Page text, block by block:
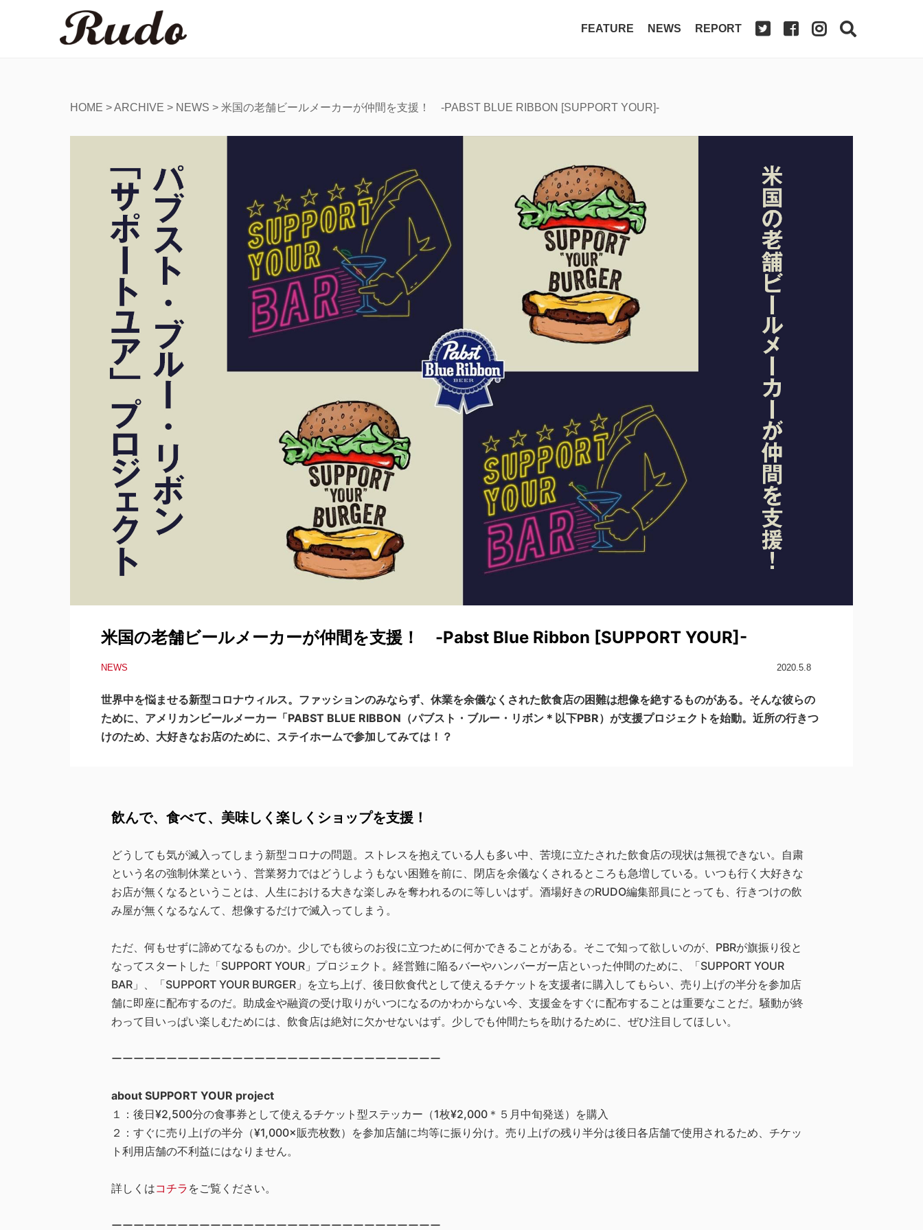
FEATURE NEWS REPORT
HOME >ARCHIVE > NEWS > 米国の老舗ビールメーカーが仲間を支援！ -PABST BLUE RIBBON [SUPPORT YOUR]-
米国の老舗ビールメーカーが仲間を支援！ -Pabst Blue Ribbon [SUPPORT YOUR]-
NEWS 2020.5.8
世界中を悩ませる新型コロナウィルス。ファッションのみならず、休業を余儀なくされた飲食店の困難は想像を絶するものがある。そんな彼らの
ために、アメリカンビールメーカー「PABST BLUE RIBBON（パブスト・ブルー・リボン＊以下PBR）が支援プロジェクトを始動。近所の行きつ
けのため、大好きなお店のために、ステイホームで参加してみては！？
飲んで、食べて、美味しく楽しくショップを支援！
どうしても気が滅入ってしまう新型コロナの問題。ストレスを抱えている人も多い中、苦境に立たされた飲食店の現状は無視できない。自粛
という名の強制休業という、営業努力ではどうしようもない困難を前に、閉店を余儀なくされるところも急増している。いつも行く大好きな
お店が無くなるということは、人生における大きな楽しみを奪われるのに等しいはず。酒場好きのRUDO編集部員にとっても、行きつけの飲
み屋が無くなるなんて、想像するだけで滅入ってしまう。
ただ、何もせずに諦めてなるものか。少しでも彼らのお役に立つために何かできることがある。そこで知って欲しいのが、PBRが旗振り役と
なってスタートした「SUPPORT YOUR」プロジェクト。経営難に陥るバーやハンバーガー店といった仲間のために、「SUPPORT YOUR
BAR」、「SUPPORT YOUR BURGER」を立ち上げ、後日飲食代として使えるチケットを支援者に購入してもらい、売り上げの半分を参加店
舗に即座に配布するのだ。助成金や融資の受け取りがいつになるのかわからない今、支援金をすぐに配布することは重要なことだ。騒動が終
わって目いっぱい楽しむためには、飲食店は絶対に欠かせないはず。少しでも仲間たちを助けるために、ぜひ注目してほしい。
ーーーーーーーーーーーーーーーーーーーーーーーーーーーーーー
about SUPPORT YOUR project
１：後日¥2,500分の食事券として使えるチケット型ステッカー（1枚¥2,000＊５月中旬発送）を購入
２：すぐに売り上げの半分（¥1,000×販売枚数）を参加店舗に均等に振り分け。売り上げの残り半分は後日各店舗で使用されるため、チケッ
ト利用店舗の不利益にはなりません。
詳しくはコチラ をご覧ください。
ーーーーーーーーーーーーーーーーーーーーーーーーーーーーーー